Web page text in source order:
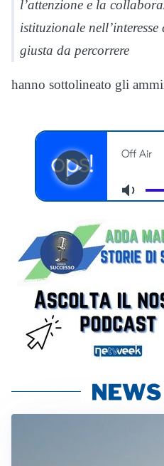
l’attenzione e la
istituzionale
giusta da percorrere
hanno sottolineato gli